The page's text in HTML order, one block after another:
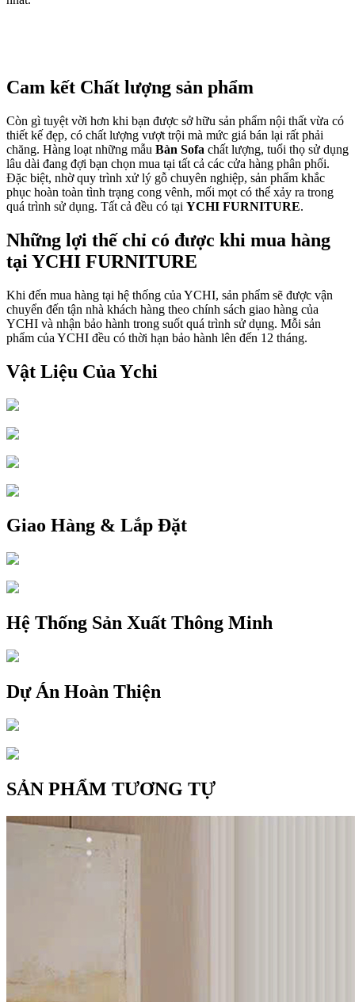
Cam kết Chất lượng sản phẩm
Còn gì tuyệt vời hơn khi bạn được sở hữu sản phẩm nội thất vừa có
thiết kế đẹp, có chất lượng vượt trội mà mức giá bán lại rất phải
chăng. Hàng loạt những mẫu Bàn Sofa chất lượng, tuổi thọ sử dụng
lâu dài đang đợi bạn chọn mua tại tất cả các cửa hàng phân phối.
Đặc biệt, nhờ quy trình xử lý gỗ chuyên nghiệp, sản phẩm khắc
phục hoàn toàn tình trạng cong vênh, mối mọt có thể xảy ra trong
quá trình sử dụng. Tất cả đều có tại YCHI FURNITURE.
Những lợi thế chỉ có được khi mua hàng
tại YCHI FURNITURE
Khi đến mua hàng tại hệ thống của YCHI, sản phẩm sẽ được vận
chuyển đến tận nhà khách hàng theo chính sách giao hàng của
YCHI và nhận bảo hành trong suốt quá trình sử dụng. Mỗi sản
phẩm của YCHI đều có thời hạn bảo hành lên đến 12 tháng.
Vật Liệu Của Ychi
Giao Hàng & Lắp Đặt
Hệ Thống Sản Xuất Thông Minh
Dự Án Hoàn Thiện
SẢN PHẨM TƯƠNG TỰ